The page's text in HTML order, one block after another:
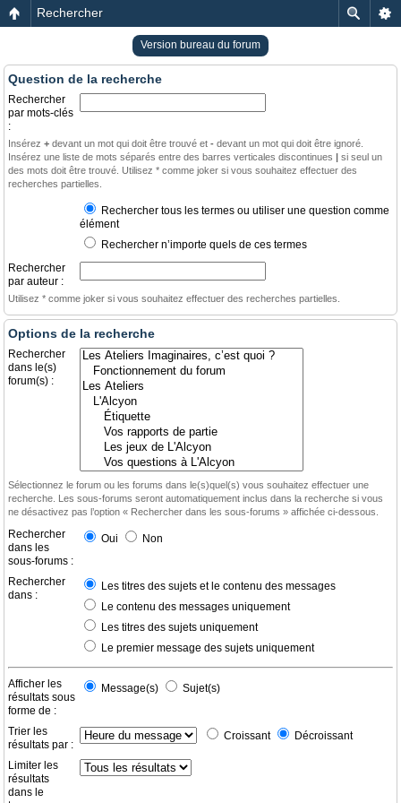
Rechercher
Version bureau du forum
Question de la recherche
Rechercher
par mots-clés
:
Insérez + devant un mot qui doit être trouvé et - devant un mot qui doit être ignoré.
Insérez une liste de mots séparés entre des barres verticales discontinues | si seul un
des mots doit être trouvé. Utilisez * comme joker si vous souhaitez effectuer des
recherches partielles.
Rechercher tous les termes ou utiliser une question comme
élément
Rechercher n’importe quels de ces termes
Rechercher
par auteur :
Utilisez * comme joker si vous souhaitez effectuer des recherches partielles.
Options de la recherche
Rechercher
dans le(s)
forum(s) :
Sélectionnez le forum ou les forums dans le(s)quel(s) vous souhaitez effectuer une
recherche. Les sous-forums seront automatiquement inclus dans la recherche si vous
ne désactivez pas l’option « Rechercher dans les sous-forums » affichée ci-dessous.
Rechercher
dans les
sous-forums :
Oui Non
Rechercher
dans :
Les titres des sujets et le contenu des messages
Le contenu des messages uniquement
Les titres des sujets uniquement
Le premier message des sujets uniquement
Afficher les
résultats sous
forme de :
Message(s) Sujet(s)
Trier les
résultats par :
Croissant Décroissant
Limiter les
résultats
dans le